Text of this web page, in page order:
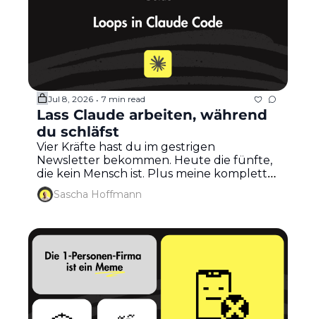
Jul 8, 2026 • 7 min read
Lass Claude arbeiten, während
du schläfst
Vier Kräfte hast du im gestrigen
Newsletter bekommen. Heute die fünfte,
die kein Mensch ist. Plus meine komplette
Loop-Charter zum Reinkopieren...
Sascha Hoffmann